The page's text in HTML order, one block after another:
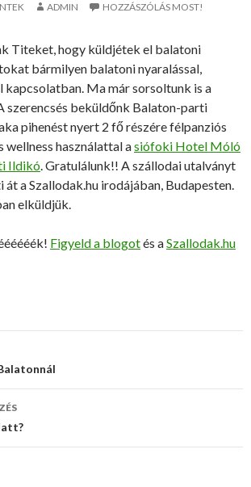
ADMIN HOZZÁSZÓLÁS MOST!
Titeket, hogy küldjétek el balatoni
bármilyen balatoni nyaralással,
kapcsolatban. Ma már sorsoltunk is a
szerencsés beküldőnk Balaton-parti
pihenést nyert 2 fő részére félpanziós
wellness használattal asiófoki Hotel Móló
Ildikó. Gratulálunk!! A szállodai utalványt
át a Szallodak.hu irodájában, Budapesten.
elküldjük.
Figyeld a blogotés aSzallodak.hu